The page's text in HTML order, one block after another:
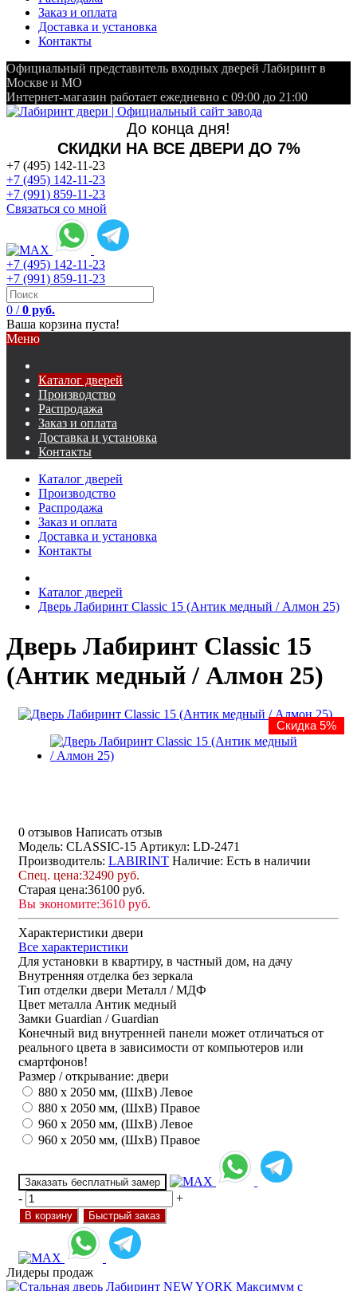
Заказ и оплата
Доставка и установка
Контакты
Официальный представитель входных дверей Лабиринт в
Москве и МО
Интернет-магазин работает ежедневно с 09:00 до 21:00
До конца дня!
СКИДКИ НА ВСЕ ДВЕРИ ДО 7%
+7 (495) 142-11-23
+7 (495) 142-11-23
+7 (991) 859-11-23
Связаться со мной
+7 (495) 142-11-23
+7 (991) 859-11-23
0 / 0 руб.
Ваша корзина пуста!
Меню
Каталог дверей
Производство
Распродажа
Заказ и оплата
Доставка и установка
Контакты
Каталог дверей
Производство
Распродажа
Заказ и оплата
Доставка и установка
Контакты
Каталог дверей
Дверь Лабиринт Classic 15 (Антик медный / Алмон 25)
Дверь Лабиринт Classic 15
(Антик медный / Алмон 25)
Скидка 5%
0 отзывов Написать отзыв
Модель: CLASSIC-15 Артикул: LD-2471
Производитель: LABIRINT Наличие: Есть в наличии
Спец. цена:32490 руб.
Старая цена:36100 руб.
Вы экономите:3610 руб.
Характеристики двери
Все характеристики
Для установки в квартиру, в частный дом, на дачу
Внутренняя отделка без зеркала
Тип отделки двери Металл / МДФ
Цвет металла Антик медный
Замки Guardian / Guardian
Конечный вид внутренней панели может отличаться от
реального цвета в зависимости от компьютеров или
смартфонов!
Размер / открывание: двери
880 х 2050 мм, (ШхВ) Левое
880 х 2050 мм, (ШхВ) Правое
960 х 2050 мм, (ШхВ) Левое
960 х 2050 мм, (ШхВ) Правое
Заказать бесплатный замер
- +
В корзину Быстрый заказ
Лидеры продаж